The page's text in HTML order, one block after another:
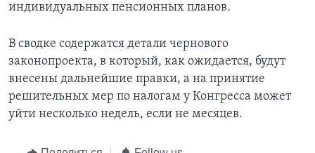
индивидуальных пенсионных планов.
В сводке содержатся детали чернового
законопроекта, в который, как ожидается, будут
внесены дальнейшие правки, а на принятие
решительных мер по налогам у Конгресса может
уйти несколько недель, если не месяцев.